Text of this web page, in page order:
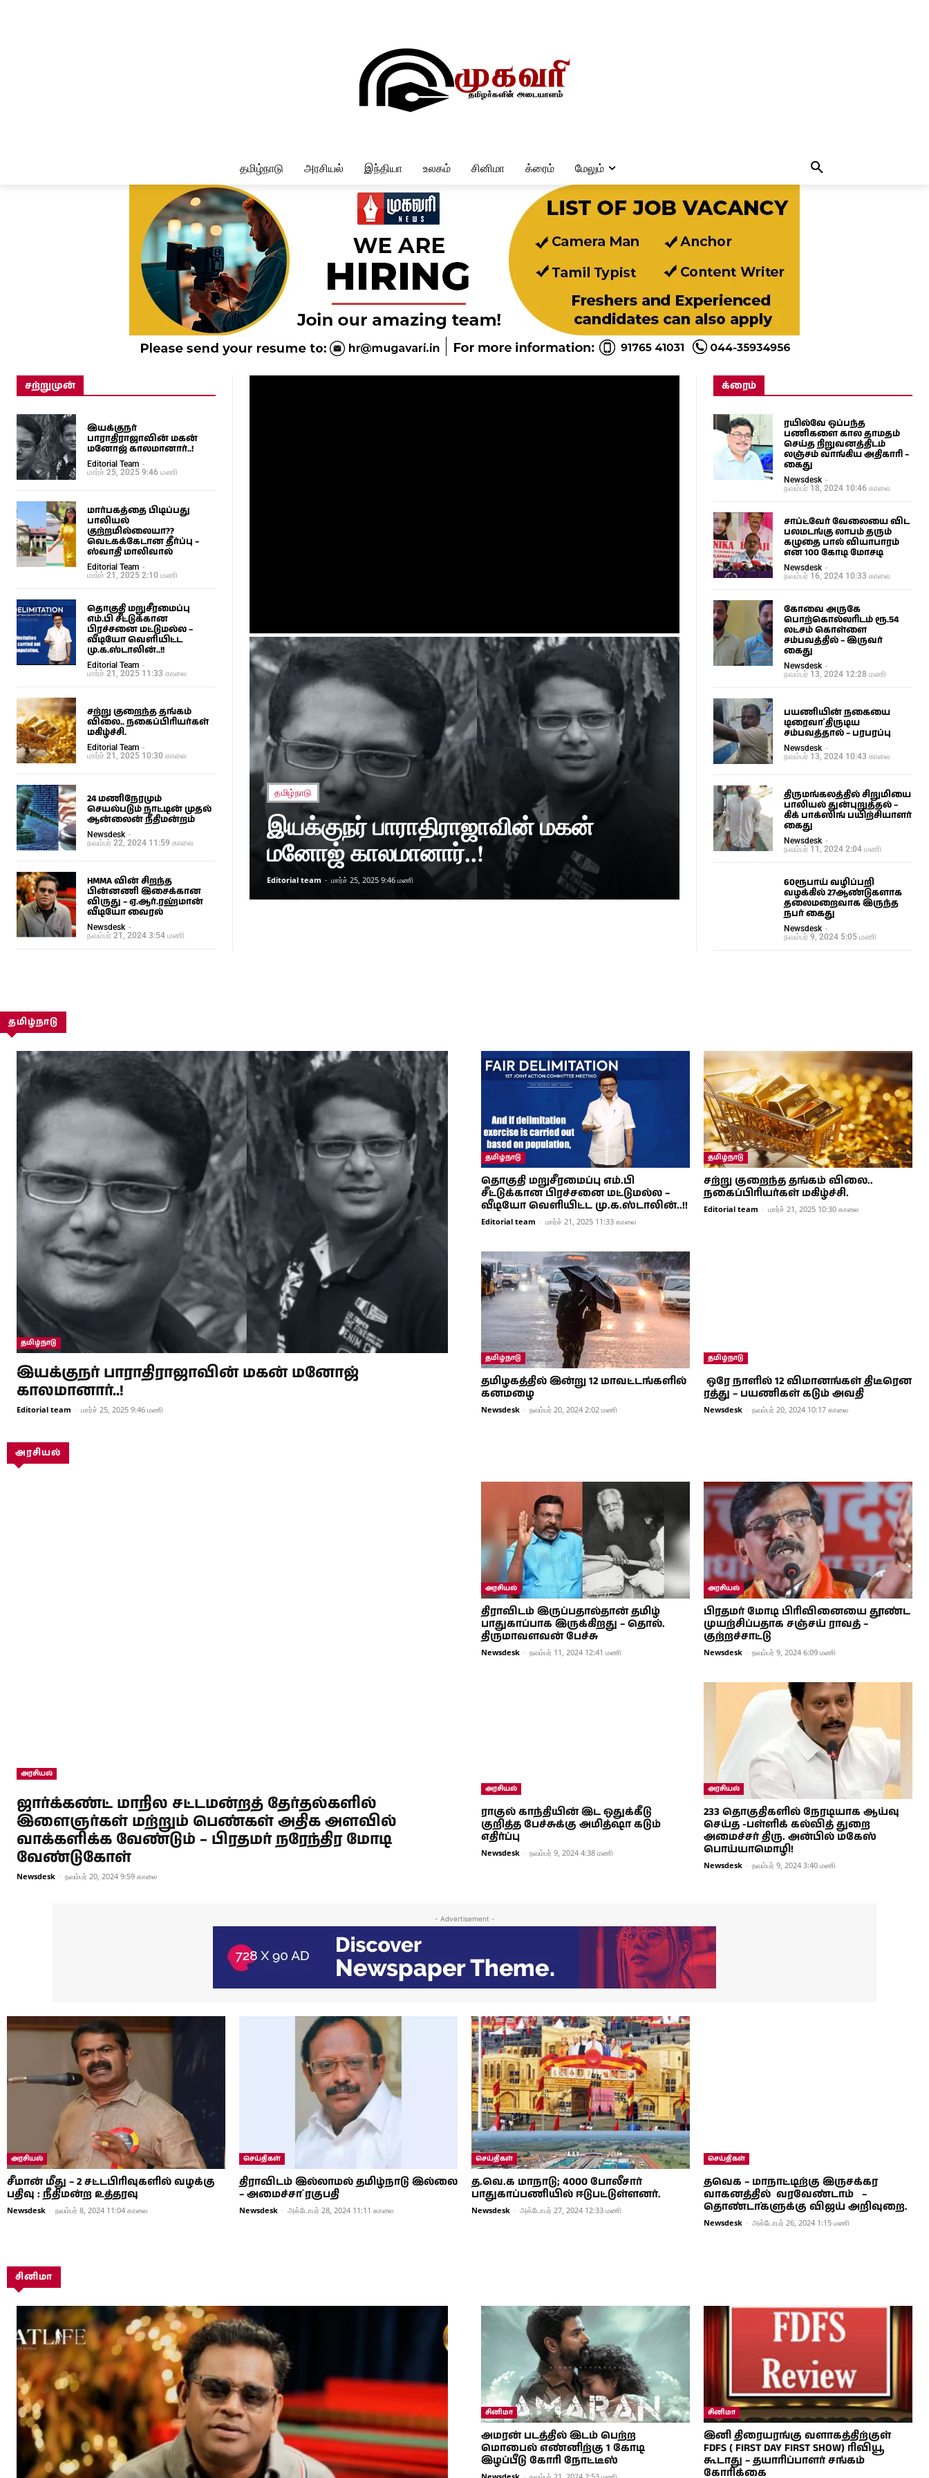
தமிழ்நாடு அரசியல் இந்தியா உலகம் சினிமா க்ரைம் மேலும்
சற்றுமுன்
இயக்குநர்
பாராதிராஜாவின் மகன்
மனோஜ் காலமானார்..!
Editorial Team -
மார்ச் 25, 2025 9:46 மணி
மார்பகத்தை பிடிப்பது
பாலியல்
குற்றமில்லையா??
வெட்கக்கேடான தீர்ப்பு –
ஸ்வாதி மாலிவால்
Editorial Team -
மார்ச் 21, 2025 2:10 மணி
தொகுதி மறுசீரமைப்பு
எம்.பி சீட்டுக்கான
பிரச்சனை மட்டுமல்ல –
வீடியோ வெளியிட்ட
மு.க.ஸ்டாலின்..!!
Editorial Team -
மார்ச் 21, 2025 11:33 காலை
சற்று குறைந்த தங்கம்
விலை.. நகைப்பிரியர்கள்
மகிழ்ச்சி.
Editorial Team -
மார்ச் 21, 2025 10:30 காலை
24 மணிநேரமும்
செயல்படும் நாட்டின் முதல்
ஆன்லைன் நீதிமன்றம்
Newsdesk -
நவம்பர் 22, 2024 11:59 காலை
HMMA வின் சிறந்த
பின்னணி இசைக்கான
விருது – ஏ.ஆர்.ரஹ்மான்
வீடியோ வைரல்
Newsdesk -
நவம்பர் 21, 2024 3:54 மணி
தமிழ்நாடு
இயக்குநர் பாராதிராஜாவின் மகன்
மனோஜ் காலமானார்..!
Editorial team - மார்ச் 25, 2025 9:46 மணி
க்ரைம்
ரயில்வே ஒப்பந்த
பணிகளை கால தாமதம்
செய்த நிறுவனத்திடம்
லஞ்சம் வாங்கிய அதிகாரி –
கைது
Newsdesk -
நவம்பர் 18, 2024 10:46 காலை
சாப்ட்வேர் வேலையை விட
பலமடங்கு லாபம் தரும்
கழுதை பால் வியாபாரம்
என 100 கோடி மோசடி
Newsdesk -
நவம்பர் 16, 2024 10:33 காலை
கோவை அருகே
பொற்கொல்லரிடம் ரூ.54
லட்சம் கொள்ளை
சம்பவத்தில் – இருவர்
கைது
Newsdesk -
நவம்பர் 13, 2024 12:28 மணி
பயணியின் நகையை
டிரைவா் திருடிய
சம்பவத்தால் – பரபரப்பு
Newsdesk -
நவம்பர் 13, 2024 10:43 காலை
திருமங்கலத்தில் சிறுமியை
பாலியல் துன்புறுத்தல் –
கிக் பாக்ஸிங் பயிற்சியாளர்
கைது
Newsdesk -
நவம்பர் 11, 2024 2:04 மணி
60ரூபாய் வழிப்பறி
வழக்கில் 27ஆண்டுகளாக
தலைமறைவாக இருந்த
நபர் கைது
Newsdesk -
நவம்பர் 9, 2024 5:05 மணி
தமிழ்நாடு
தமிழ்நாடு
இயக்குநர் பாராதிராஜாவின் மகன் மனோஜ்
காலமானார்..!
Editorial team - மார்ச் 25, 2025 9:46 மணி
தமிழ்நாடு
தொகுதி மறுசீரமைப்பு எம்.பி
சீட்டுக்கான பிரச்சனை மட்டுமல்ல –
வீடியோ வெளியிட்ட மு.க.ஸ்டாலின்..!!
Editorial team - மார்ச் 21, 2025 11:33 காலை
தமிழ்நாடு
சற்று குறைந்த தங்கம் விலை..
நகைப்பிரியர்கள் மகிழ்ச்சி.
Editorial team - மார்ச் 21, 2025 10:30 காலை
தமிழ்நாடு
தமிழகத்தில் இன்று 12 மாவட்டங்களில்
கனமழை
Newsdesk - நவம்பர் 20, 2024 2:02 மணி
தமிழ்நாடு
ஒரே நாளில் 12 விமானங்கள் திடீரென
ரத்து – பயணிகள் கடும் அவதி
Newsdesk - நவம்பர் 20, 2024 10:17 காலை
அரசியல்
அரசியல்
ஜார்க்கண்ட் மாநில சட்டமன்றத் தேர்தல்களில்
இளைஞர்கள் மற்றும் பெண்கள் அதிக அளவில்
வாக்களிக்க வேண்டும் – பிரதமர் நரேந்திர மோடி
வேண்டுகோள்
Newsdesk - நவம்பர் 20, 2024 9:59 காலை
அரசியல்
திராவிடம் இருப்பதால்தான் தமிழ்
பாதுகாப்பாக இருக்கிறது – தொல்.
திருமாவளவன் பேச்சு
Newsdesk - நவம்பர் 11, 2024 12:41 மணி
அரசியல்
பிரதமர் மோடி பிரிவினையை தூண்ட
முயற்சிப்பதாக சஞ்சய் ராவத் –
குற்றச்சாட்டு
Newsdesk - நவம்பர் 9, 2024 6:09 மணி
அரசியல்
ராகுல் காந்தியின் இட ஒதுக்கீடு
குறித்த பேச்சுக்கு அமித்ஷா கடும்
எதிர்ப்பு
Newsdesk - நவம்பர் 9, 2024 4:38 மணி
அரசியல்
233 தொகுதிகளில் நேரடியாக ஆய்வு
செய்த -பள்ளிக் கல்வித் துறை
அமைச்சர் திரு. அன்பில் மகேஸ்
பொய்யாமொழி!
Newsdesk - நவம்பர் 9, 2024 3:40 மணி
- Advertisement -
அரசியல்
சீமான் மீது – 2 சட்டபிரிவுகளில் வழக்கு
பதிவு : நீதிமன்ற உத்தரவு
Newsdesk - நவம்பர் 8, 2024 11:04 காலை
செய்திகள்
திராவிடம் இல்லாமல் தமிழ்நாடு இல்லை
– அமைச்சா் ரகுபதி
Newsdesk - அக்டோபர் 28, 2024 11:11 காலை
செய்திகள்
த.வெ.க மாநாடு; 4000 போலீசார்
பாதுகாப்பணியில் ஈடுபட்டுள்ளனர்.
Newsdesk - அக்டோபர் 27, 2024 12:33 மணி
செய்திகள்
தவெக – மாநாட்டிற்கு இருசக்கர
வாகனத்தில் வரவேண்டாம் –
தொண்டா்களுக்கு விஜய் அறிவுறை.
Newsdesk - அக்டோபர் 26, 2024 1:15 மணி
சினிமா
சினிமா
அமரன் படத்தில் இடம் பெற்ற
மொபைல் எண்னிற்கு 1 கோடி
இழப்பீடு கோரி நோட்டீஸ்
சினிமா
இனி திரையரங்கு வளாகத்திற்குள்
FDFS ( FIRST DAY FIRST SHOW) ரிவியூ
கூடாது – தயாரிப்பாளர் சங்கம்
கோரிக்கை